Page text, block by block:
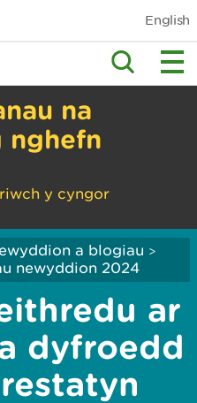
English
na
nghefn
y cyngor
a blogiau >
newyddion 2024
ar
dyfroedd